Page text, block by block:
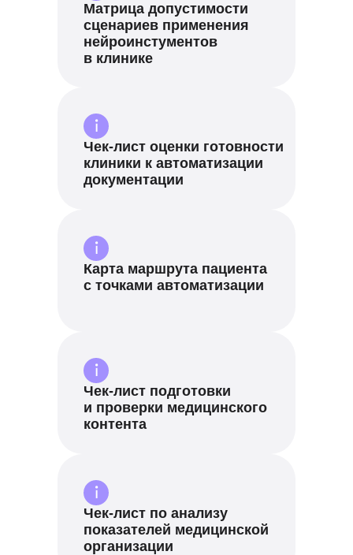
Матрица допустимости
сценариев применения
нейроинстументов
в клинике
Чек-лист оценки готовности
клиники к автоматизации
документации
Карта маршрута пациента
с точками автоматизации
Чек-лист подготовки
и проверки медицинского
контента
Чек-лист по анализу
показателей медицинской
организации